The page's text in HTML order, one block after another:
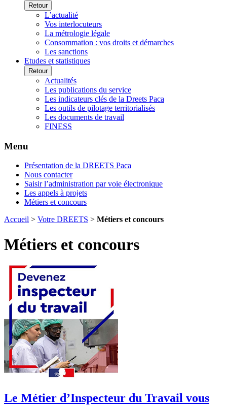
Retour
L’actualité
Vos interlocuteurs
La métrologie légale
Consommation : vos droits et démarches
Les sanctions
Etudes et statistiques
Retour
Actualités
Les publications du service
Les indicateurs clés de la Dreets Paca
Les outils de pilotage territorialisés
Les documents de travail
FINESS
Menu
Présentation de la DREETS Paca
Nous contacter
Saisir l’administration par voie électronique
Les appels à projets
Métiers et concours
Accueil > Votre DREETS > Métiers et concours
Métiers et concours
Le Métier d’Inspecteur du Travail vous